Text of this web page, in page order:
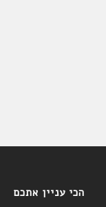
הכי עניין אתכם